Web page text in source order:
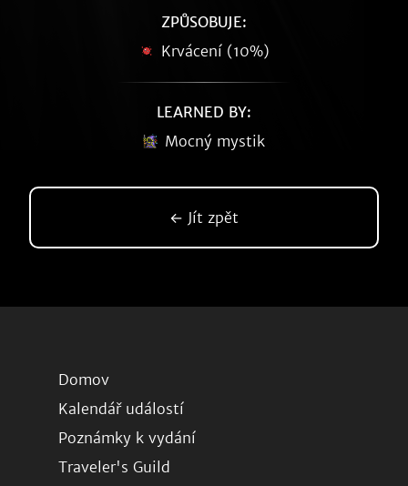
ZPŮSOBUJE:
Krvácení (10%)
LEARNED BY:
Mocný mystik
← Jít zpět
Domov
Kalendář událostí
Poznámky k vydání
Traveler's Guild